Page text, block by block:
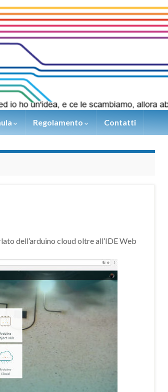
Regolamento Contatti
dell’arduino cloud oltre all’IDE Web